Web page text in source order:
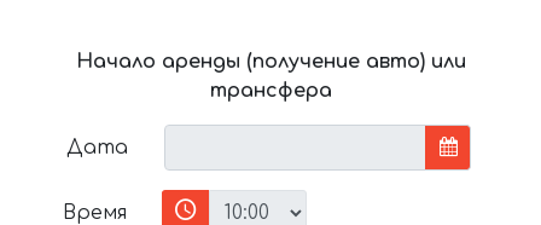
Начало аренды (получение авто) или
трансфера
Дата
Время